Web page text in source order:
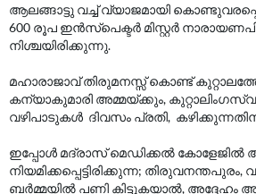
ആലങ്ങാട്ടു വച്ച് വ്യാജമായി
600 രൂപ ഇൻസ്‌പെക്ടർ മിസ്റ്റർ
നിശ്ചയിരിക്കുന്നു.
മഹാരാജാവ് തിരുമനസ്സ് കൊണ്ട്
കന്യാകുമാരി അമ്മയ്ക്കും,
വഴിപാടുകൾ ദിവസം പ്രതി,
ഇപ്പോൾ മദ്രാസ് മെഡിക്കൽ കോളേജിൽ
നിയമിക്കപ്പെട്ടിരിക്കുന്ന;
ബർമ്മയിൽ പണി കിട്ടുകയാൽ, അദ്ദേഹം